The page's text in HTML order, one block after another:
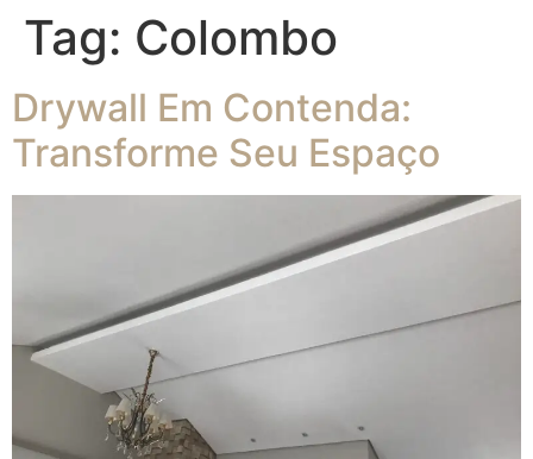
Tag: Colombo
Drywall Em Contenda:
Transforme Seu Espaço